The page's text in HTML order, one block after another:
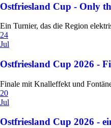
Ostfriesland Cup - Only
Ein Turnier, das die Region
24
Jul
Ostfriesland Cup 2026 -
Finale mit Knalleffekt und
20
Jul
Ostfriesland Cup 2026 -